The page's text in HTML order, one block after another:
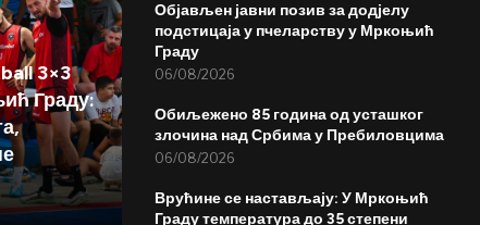
3×3
Граду:
Објављен јавни позив за додјелу
подстицаја у пчеларству у Мркоњић
Граду
06/08/2026
Обиљежено 85 година од усташког
злочина над Србима у Пребиловцима
06/08/2026
Врућине се настављају: У Мркоњић
Граду температура до 35 степени